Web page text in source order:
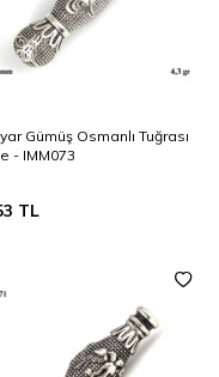
Gümüş Osmanlı Tuğrası
- IMM073
TL